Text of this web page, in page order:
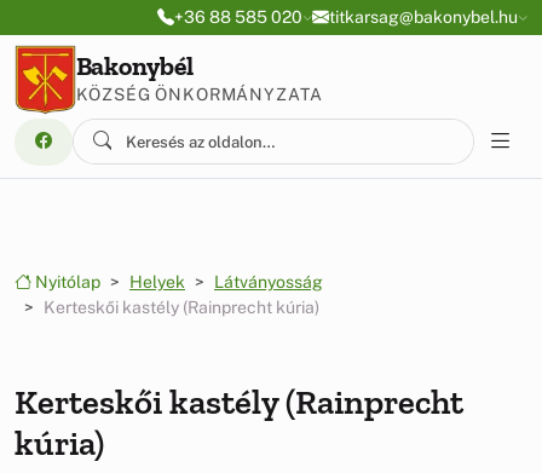
Ugrás a menüre
Ugrás a tartalomra+36 88 585 020 titkarsag@bakonybel.hu
Bakonybél
KÖZSÉG ÖNKORMÁNYZATA
Nyitólap Helyek
Látványosság
Kerteskői kastély (Rainprecht kúria)
Kerteskői kastély (Rainprecht
kúria)